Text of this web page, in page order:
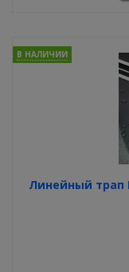
Линейный трап
В НАЛИЧИИ